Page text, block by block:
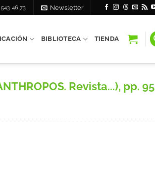
543 46 73 Newsletter
BIBLIOTECA TIENDA
Revista...), pp. 95